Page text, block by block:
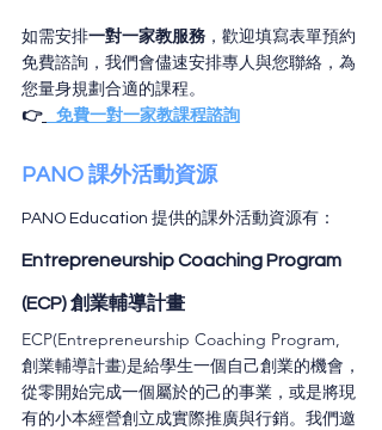
如需安排一對一家教服務 ，歡迎填寫表單預約
免費諮詢，我們會儘速安排專人與您聯絡，為
您量身規劃合適的課程。
👉
免費一對一家教課程諮詢
PANO 課外活動資源
PANO Education 提供的課外活動資源有：
Entrepreneurship Coaching Program
(ECP) 創業輔導計畫
ECP(Entrepreneurship Coaching Program,
創業輔導計畫)是給學生一個自己創業的機會，
從零開始完成一個屬於的己的事業，或是將現
有的小本經營創立成實際推廣與行銷。我們邀